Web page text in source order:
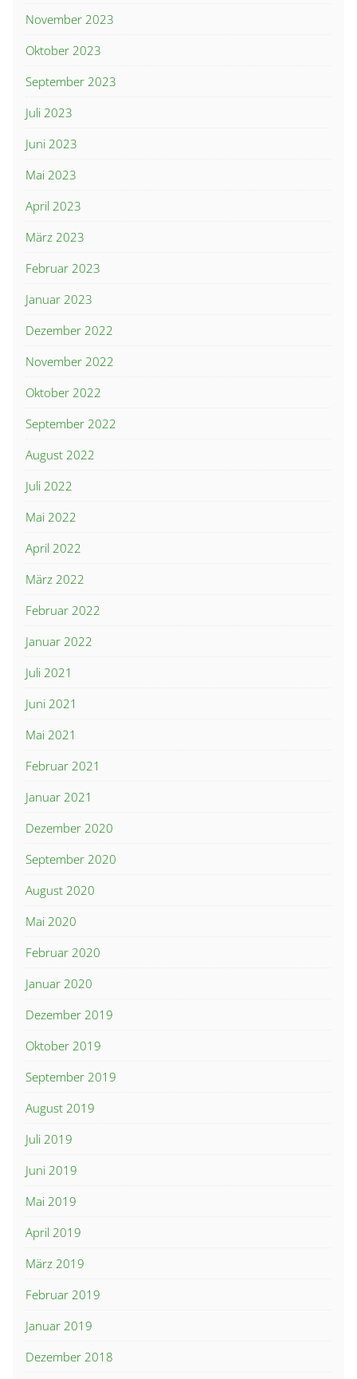
November 2023
Oktober 2023
September 2023
Juli 2023
Juni 2023
Mai 2023
April 2023
März 2023
Februar 2023
Januar 2023
Dezember 2022
November 2022
Oktober 2022
September 2022
August 2022
Juli 2022
Mai 2022
April 2022
März 2022
Februar 2022
Januar 2022
Juli 2021
Juni 2021
Mai 2021
Februar 2021
Januar 2021
Dezember 2020
September 2020
August 2020
Mai 2020
Februar 2020
Januar 2020
Dezember 2019
Oktober 2019
September 2019
August 2019
Juli 2019
Juni 2019
Mai 2019
April 2019
März 2019
Februar 2019
Januar 2019
Dezember 2018